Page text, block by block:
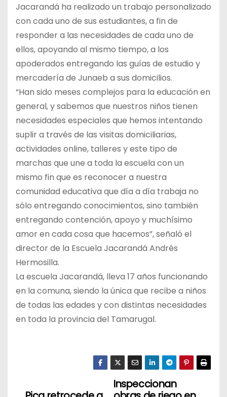
Jacarandá ha realizado un trabajo personalizado
con cada uno de sus estudiantes, a fin de
responder a las necesidades de cada uno de
ellos, apoyando al mismo tiempo, a los
apoderados entregando las guías de estudio y
mercadería de Junaeb a sus domicilios.
“Han sido meses complejos para la educación en
general, y sabemos que nuestros niños tienen
necesidades especiales que hemos intentando
suplir a través de las visitas domiciliarias,
actividades online, talleres y este tipo de
marchas que une a toda la escuela con un
mismo fin que es reconocer a nuestra
comunidad educativa que día a día trabaja no
sólo entregando conocimientos, sino también
entregando contención, apoyo y muchísimo
amor en cada cosa que hacemos”, señaló el
director de la Escuela Jacarandá Andrés
Hermosilla.
La escuela Jacarandá, lleva 17 años funcionando
en la comuna, siendo la única que recibe a niños
de todas las edades y con distintas necesidades
en toda la provincia del Tamarugal.
N
Inspeccionan